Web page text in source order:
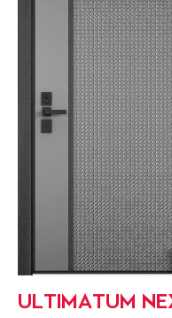
ULTIMATUM